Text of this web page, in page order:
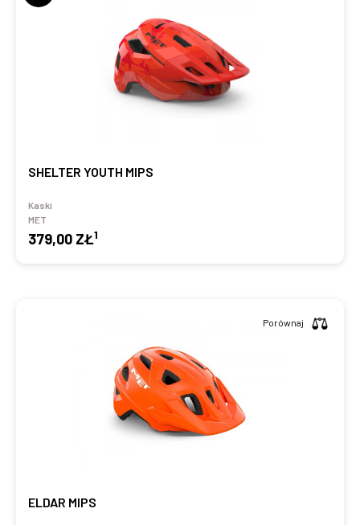
SHELTER YOUTH MIPS
Kaski
MET
379,00 ZŁ1
ELDAR MIPS
Porównaj